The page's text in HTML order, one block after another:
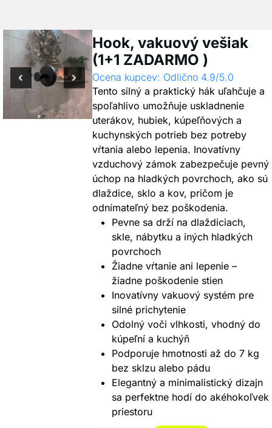
Hook, vakuový vešiak
(1+1 ZADARMO )
Ocena kupcev: Odlično 4.9/5.0
Tento silný a praktický hák uľahčuje a
spoľahlivo umožňuje uskladnenie
uterákov, hubiek, kúpeľňových a
kuchynských potrieb bez potreby
vŕtania alebo lepenia. Inovatívny
vzduchový zámok zabezpečuje pevný
úchop na hladkých povrchoch, ako sú
dlaždice, sklo a kov, pričom je
odnímateľný bez poškodenia.
Pevne sa drží na dlaždiciach,
skle, nábytku a iných hladkých
povrchoch
Žiadne vŕtanie ani lepenie –
žiadne poškodenie stien
Inovatívny vakuový systém pre
silné prichytenie
Odolný voči vlhkosti, vhodný do
kúpeľní a kuchýň
Podporuje hmotnosti až do 7 kg
bez sklzu alebo pádu
Elegantný a minimalistický dizajn
sa perfektne hodí do akéhokoľvek
priestoru